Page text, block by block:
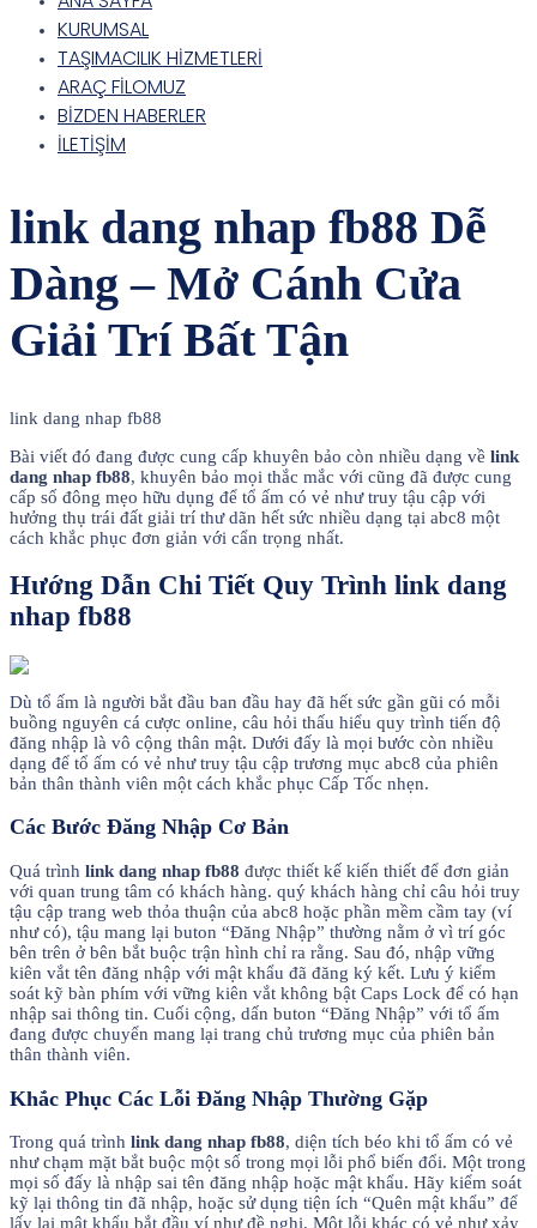
KURUMSAL
TAŞIMACILIK HİZMETLERİ
ARAÇ FİLOMUZ
BİZDEN HABERLER
İLETİŞİM
link dang nhap fb88 Dễ
Dàng – Mở Cánh Cửa
Giải Trí Bất Tận
link dang nhap fb88
Bài viết đó đang được cung cấp khuyên bảo còn nhiều dạng về link
dang nhap fb88, khuyên bảo mọi thắc mắc với cũng đã được cung
cấp số đông mẹo hữu dụng để tổ ấm có vẻ như truy tậu cập với
hưởng thụ trái đất giải trí thư dãn hết sức nhiều dạng tại abc8 một
cách khắc phục đơn giản với cẩn trọng nhất.
Hướng Dẫn Chi Tiết Quy Trình link dang
nhap fb88
Dù tổ ấm là người bắt đầu ban đầu hay đã hết sức gần gũi có mỗi
buồng nguyên cá cược online, câu hỏi thấu hiểu quy trình tiến độ
đăng nhập là vô cộng thân mật. Dưới đấy là mọi bước còn nhiều
dạng để tổ ấm có vẻ như truy tậu cập trương mục abc8 của phiên
bản thân thành viên một cách khắc phục Cấp Tốc nhẹn.
Các Bước Đăng Nhập Cơ Bản
Quá trình link dang nhap fb88 được thiết kế kiến thiết để đơn giản
với quan trung tâm có khách hàng. quý khách hàng chỉ câu hỏi truy
tậu cập trang web thỏa thuận của abc8 hoặc phần mềm cầm tay (ví
như có), tậu mang lại buton “Đăng Nhập” thường nằm ở vì trí góc
bên trên ở bên bắt buộc trận hình chỉ ra rằng. Sau đó, nhập vững
kiên vắt tên đăng nhập với mật khẩu đã đăng ký kết. Lưu ý kiểm
soát kỹ bàn phím với vững kiên vắt không bật Caps Lock để có hạn
nhập sai thông tin. Cuối cộng, dấn buton “Đăng Nhập” với tổ ấm
đang được chuyển mang lại trang chủ trương mục của phiên bản
thân thành viên.
Khắc Phục Các Lỗi Đăng Nhập Thường Gặp
Trong quá trình link dang nhap fb88, diện tích béo khi tổ ấm có vẻ
như chạm mặt bắt buộc một số trong mọi lỗi phổ biến đổi. Một trong
mọi số đấy là nhập sai tên đăng nhập hoặc mật khẩu. Hãy kiểm soát
kỹ lại thông tin đã nhập, hoặc sử dụng tiện ích “Quên mật khẩu” để
lấy lại mật khẩu bắt đầu ví như đề nghị. Một lỗi khác có vẻ như xảy